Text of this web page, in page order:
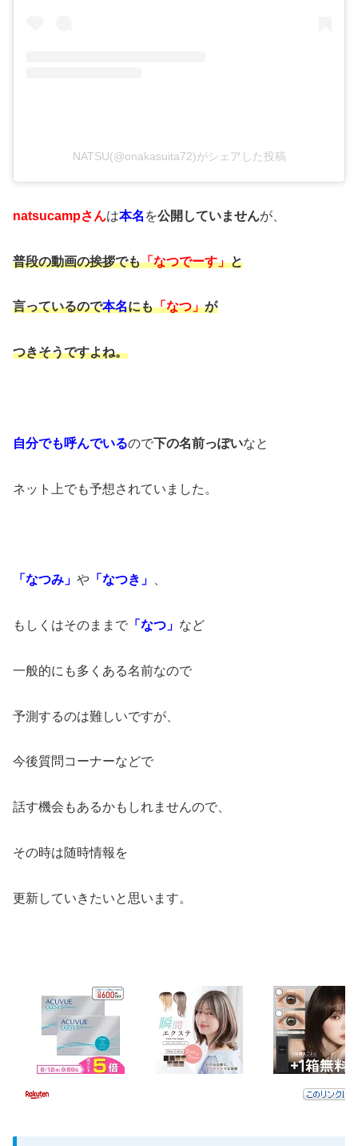
NATSU(@onakasuita72)がシェアした投稿
natsucampさんは本名 を公開していませんが、
普段の動画の挨拶でも「なつでーす」と
言っているので本名にも「なつ」が
つきそうですよね。
自分でも呼んでいるので下の名前っぽいなと
ネット上でも予想されていました。
「なつみ」 や 「なつき」
もしくはそのままで 「なつ」 など
一般的にも多くある名前なので
予測するのは難しいですが、
今後質問コーナーなどで
話す機会もあるかもしれませんので、
その時は随時情報を
更新していきたいと思います。